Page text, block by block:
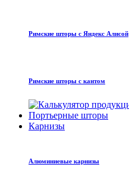
Римские шторы с Яндекс Алисой
Римские шторы с кантом
Портьерные шторы
Карнизы
Алюминиевые карнизы